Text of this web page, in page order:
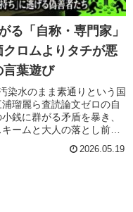
る「自称・専門家」
ロムよりタチが悪
言葉遊び
染水のまま素通りという国
瑠麗ら査読論文ゼロの自
銭に群がる矛盾を暴き、
ームと大人の落とし前を
2026.05.19